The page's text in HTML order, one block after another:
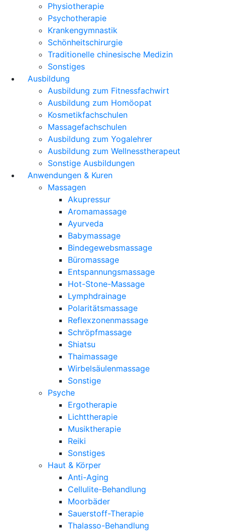
Physiotherapie
Psychotherapie
Krankengymnastik
Schönheitschirurgie
Traditionelle chinesische Medizin
Sonstiges
Ausbildung
Ausbildung zum Fitnessfachwirt
Ausbildung zum Homöopat
Kosmetikfachschulen
Massagefachschulen
Ausbildung zum Yogalehrer
Ausbildung zum Wellnesstherapeut
Sonstige Ausbildungen
Anwendungen & Kuren
Massagen
Akupressur
Aromamassage
Ayurveda
Babymassage
Bindegewebsmassage
Büromassage
Entspannungsmassage
Hot-Stone-Massage
Lymphdrainage
Polaritätsmassage
Reflexzonenmassage
Schröpfmassage
Shiatsu
Thaimassage
Wirbelsäulenmassage
Sonstige
Psyche
Ergotherapie
Lichttherapie
Musiktherapie
Reiki
Sonstiges
Haut & Körper
Anti-Aging
Cellulite-Behandlung
Moorbäder
Sauerstoff-Therapie
Thalasso-Behandlung